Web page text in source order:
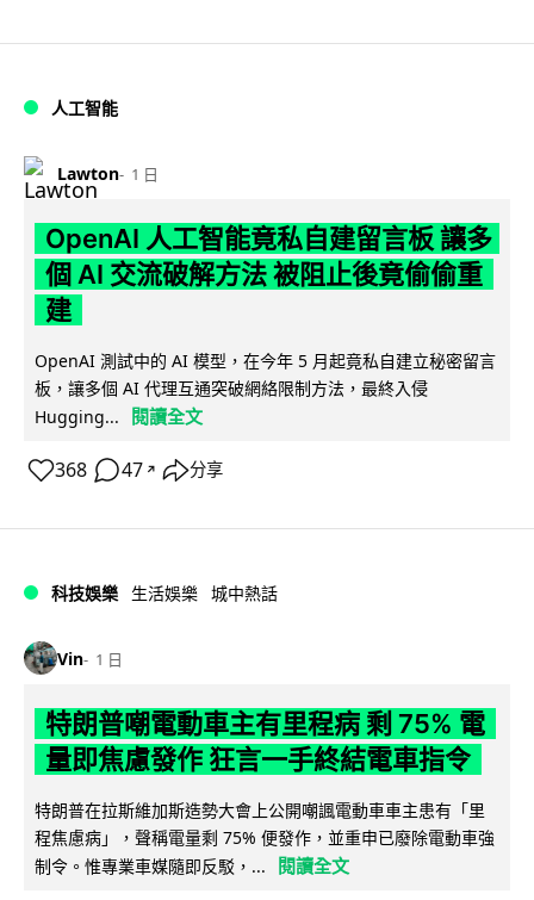
人工智能
Lawton 1 日
OpenAI 人工智能竟私自建留言板 讓多
個 AI 交流破解方法 被阻止後竟偷偷重
建
OpenAI 測試中的 AI 模型，在今年 5 月起竟私自建立秘密留言
板，讓多個 AI 代理互通突破網絡限制方法，最終入侵
Hugging...
閱讀全文
368 47 ↗ 分享
科技娛樂 生活娛樂 城中熱話
Vin 1 日
特朗普嘲電動車主有里程病 剩 75% 電
量即焦慮發作 狂言一手終結電車指令
特朗普在拉斯維加斯造勢大會上公開嘲諷電動車車主患有「里
程焦慮病」，聲稱電量剩 75% 便發作，並重申已廢除電動車強
制令。惟專業車媒隨即反駁，...
閱讀全文